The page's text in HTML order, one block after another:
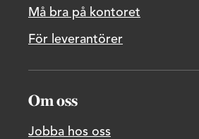
Må bra på kontoret
För leverantörer
Om oss
Jobba hos oss